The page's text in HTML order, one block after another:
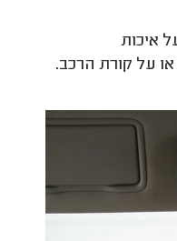
איכות
על קורת הרכב.